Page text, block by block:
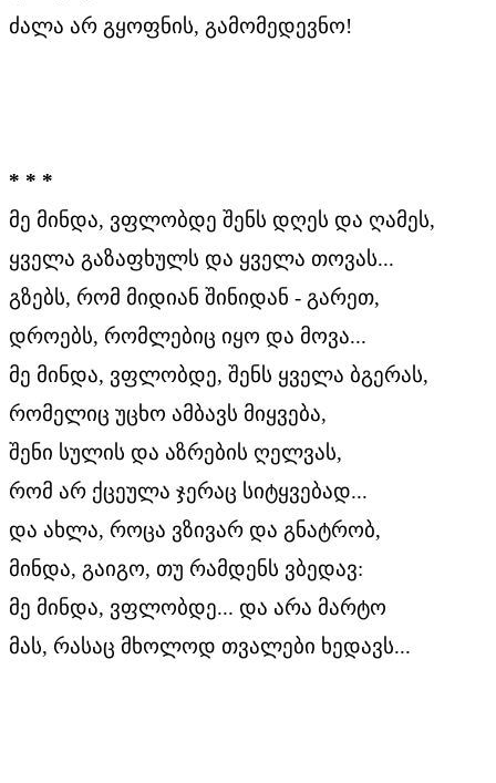
ძალა არ გყოფნის, გამომედევნო!
* * *
მე მინდა, ვფლობდე შენს დღეს და ღამეს,
ყველა გაზაფხულს და ყველა თოვას...
გზებს, რომ მიდიან შინიდან - გარეთ,
დროებს, რომლებიც იყო და მოვა...
მე მინდა, ვფლობდე, შენს ყველა ბგერას,
რომელიც უცხო ამბავს მიყვება,
შენი სულის და აზრების ღელვას,
რომ არ ქცეულა ჯერაც სიტყვებად...
და ახლა, როცა ვზივარ და გნატრობ,
მინდა, გაიგო, თუ რამდენს ვბედავ:
მე მინდა, ვფლობდე... და არა მარტო
მას, რასაც მხოლოდ თვალები ხედავს...